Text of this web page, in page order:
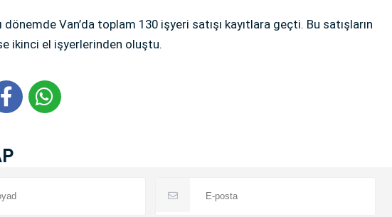
dönemde Van’da toplam 130 işyeri satışı kayıtlara geçti. Bu satışların
ise ikinci el işyerlerinden oluştu.